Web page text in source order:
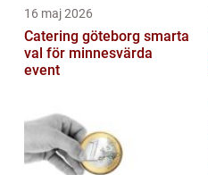
16 maj 2026
Catering göteborg smarta
val för minnesvärda
event